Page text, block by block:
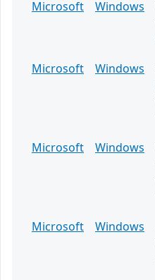
Microsoft Windows
Microsoft
Windows
Microsoft
Windows
Microsoft
Windows